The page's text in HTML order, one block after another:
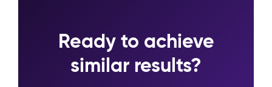
Ready to achieve
similar results?